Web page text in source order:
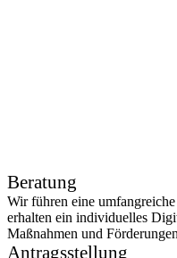
Beratung
Wir führen eine
erhalten ein individuelles
Maßnahmen und
Antragsstellung